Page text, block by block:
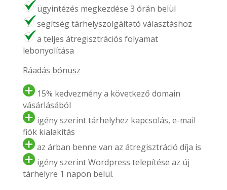
ügyintézés megkezdése 3 órán belül
segítség tárhelyszolgáltató választáshoz
a teljes átregisztrációs folyamat
lebonyolítása
Ráadás bónusz
15% kedvezmény a következő domain
vásárlásából
igény szerint tárhelyhez kapcsolás, e-mail
fiók kialakítás
az árban benne van az átregisztráció díja is
igény szerint Wordpress telepítése az új
tárhelyre 1 napon belül.